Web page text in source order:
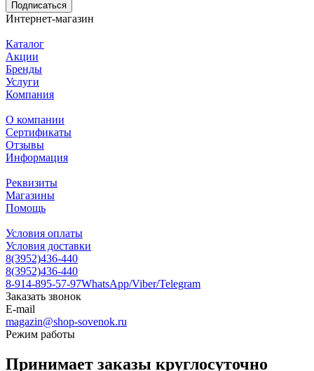
Подписаться
Интернет-магазин
Каталог
Акции
Бренды
Услуги
Компания
О компании
Сертификаты
Отзывы
Информация
Реквизиты
Магазины
Помощь
Условия оплаты
Условия доставки
8(3952)436-440
8(3952)436-440
8-914-895-57-97WhatsApp/Viber/Telegram
Заказать звонок
E-mail
magazin@shop-sovenok.ru
Режим работы
Принимает заказы круглосуточно